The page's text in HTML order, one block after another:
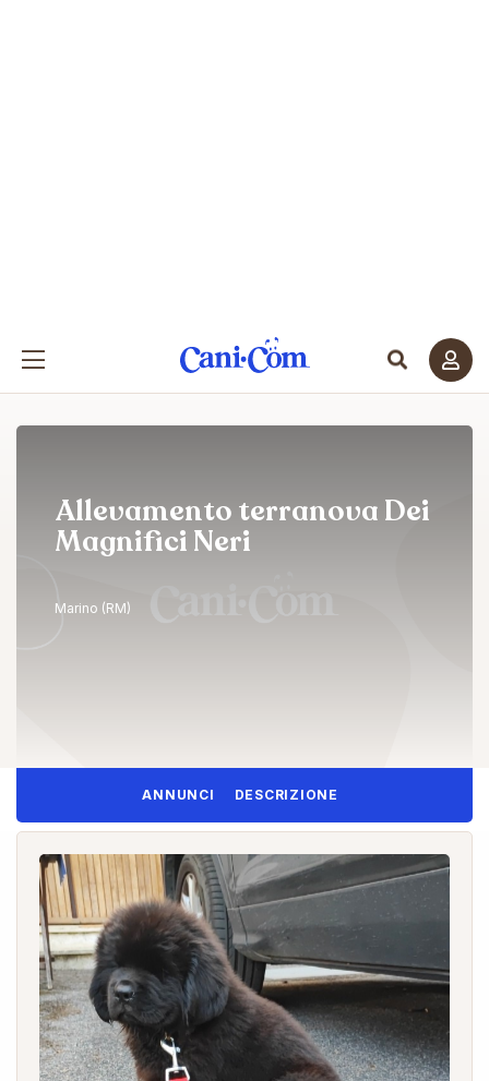
Allevamento terranova Dei
Magnifici Neri
Marino (RM)
ANNUNCI DESCRIZIONE